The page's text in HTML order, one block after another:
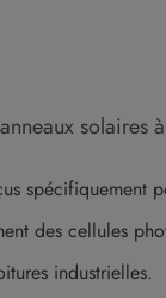
solaires
spécifiquement
des cellules
industrielles.